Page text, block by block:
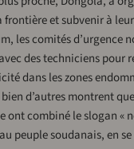
et subvenir à
les comités d’urgence
des techniciens pour
dans les zones
d’autres montrent
ont combiné le slogan «
peuple soudanais, en